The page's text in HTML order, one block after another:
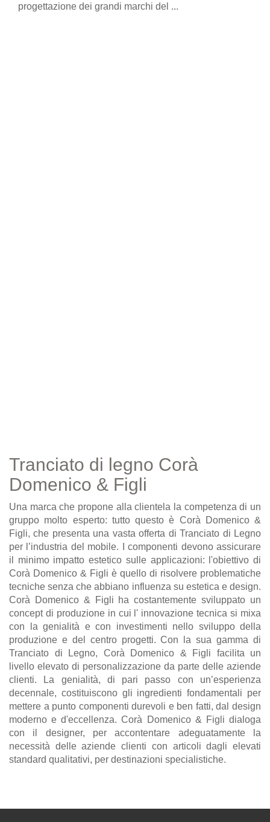
progettazione dei grandi marchi del ...
Tranciato di legno Corà
Domenico & Figli
Una marca che propone alla clientela la competenza di un
gruppo molto esperto: tutto questo è Corà Domenico &
Figli, che presenta una vasta offerta di Tranciato di Legno
per l’industria del mobile. I componenti devono assicurare
il minimo impatto estetico sulle applicazioni: l'obiettivo di
Corà Domenico & Figli è quello di risolvere problematiche
tecniche senza che abbiano influenza su estetica e design.
Corà Domenico & Figli ha costantemente sviluppato un
concept di produzione in cui l' innovazione tecnica si mixa
con la genialità e con investimenti nello sviluppo della
produzione e del centro progetti. Con la sua gamma di
Tranciato di Legno, Corà Domenico & Figli facilita un
livello elevato di personalizzazione da parte delle aziende
clienti. La genialità, di pari passo con un’esperienza
decennale, costituiscono gli ingredienti fondamentali per
mettere a punto componenti durevoli e ben fatti, dal design
moderno e d'eccellenza. Corà Domenico & Figli dialoga
con il designer, per accontentare adeguatamente la
necessità delle aziende clienti con articoli dagli elevati
standard qualitativi, per destinazioni specialistiche.